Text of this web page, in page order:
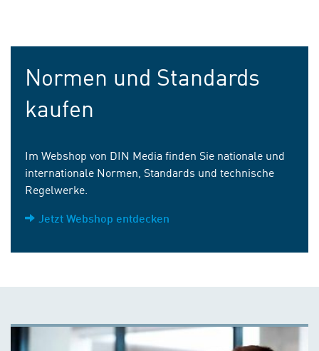
Normen und Standards
kaufen
Im Webshop von DIN Media finden Sie nationale und
internationale Normen, Standards und technische
Regelwerke.
Jetzt Webshop entdecken